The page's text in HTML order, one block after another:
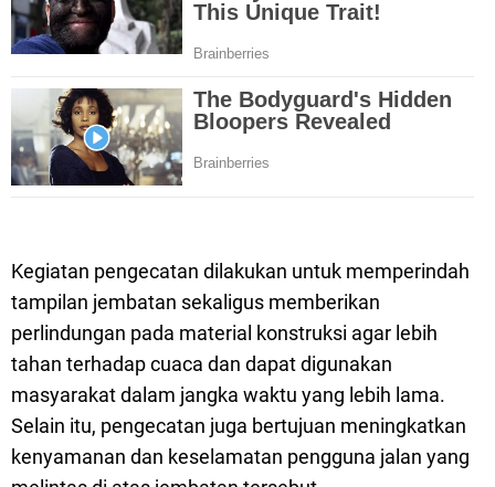
Kegiatan pengecatan dilakukan untuk memperindah
tampilan jembatan sekaligus memberikan
perlindungan pada material konstruksi agar lebih
tahan terhadap cuaca dan dapat digunakan
masyarakat dalam jangka waktu yang lebih lama.
Selain itu, pengecatan juga bertujuan meningkatkan
kenyamanan dan keselamatan pengguna jalan yang